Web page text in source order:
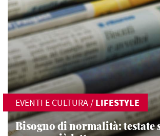
EVENTI E CULTURA / LIFESTYLE
Bisogno di normalità: testate